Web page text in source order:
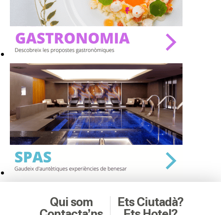
Activitats
On?
Qui som
Ets Ciutadà?